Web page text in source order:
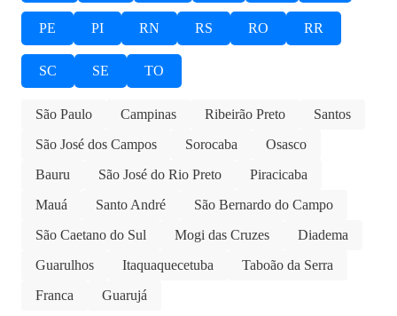
PE PI RN RS RO RR
SC SE TO
São Paulo Campinas Ribeirão Preto
Santos
São José dos Campos
Sorocaba
Osasco
Bauru
São José do Rio Preto
Piracicaba
Mauá
Santo André
São Bernardo do Campo
São Caetano do Sul
Mogi das Cruzes
Diadema
Guarulhos
Itaquaquecetuba
Taboão da Serra
Franca
Guarujá